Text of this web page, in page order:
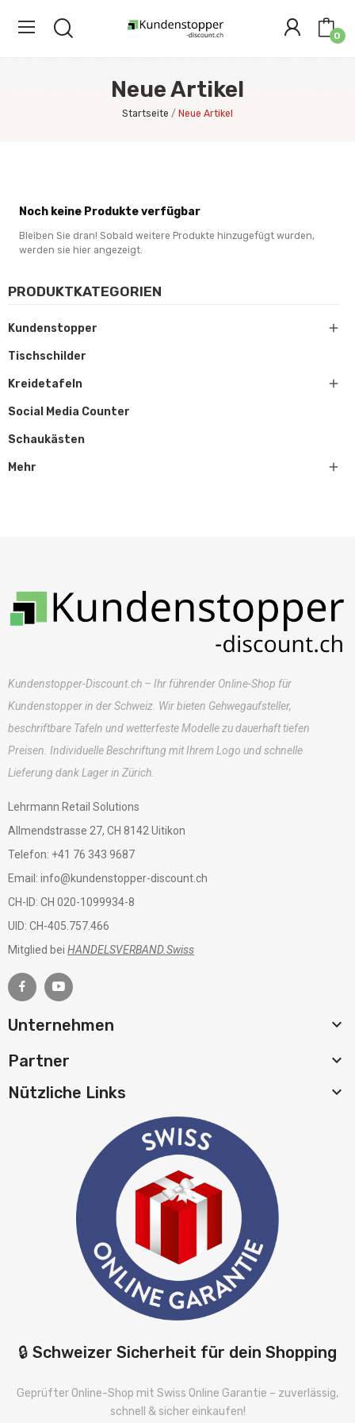
0
Neue Artikel
Startseite Neue Artikel
PRODUKTKATEGORIEN
Kundenstopper 
Tischschilder
Kreidetafeln 
Social Media Counter
Schaukästen
Mehr 
Noch keine Produkte verfügbar
Bleiben Sie dran! Sobald weitere Produkte hinzugefügt wurden,
werden sie hier angezeigt.
Kundenstopper-Discount.ch – Ihr führender Online-Shop für
Kundenstopper in der Schweiz. Wir bieten Gehwegaufsteller,
beschriftbare Tafeln und wetterfeste Modelle zu dauerhaft tiefen
Preisen. Individuelle Beschriftung mit Ihrem Logo und schnelle
Lieferung dank Lager in Zürich.
Lehrmann Retail Solutions
Allmendstrasse 27, CH 8142 Uitikon
Telefon: +41 76 343 9687
Email: info@kundenstopper-discount.ch
CH-ID: CH 020-1099934-8
UID: CH-405.757.466
Mitglied bei HANDELSVERBAND.Swiss
Unternehmen

Partner

Nützliche Links

🔒 Schweizer Sicherheit für dein Shopping
Geprüfter Online-Shop mit Swiss Online Garantie – zuverlässig,
schnell & sicher einkaufen!